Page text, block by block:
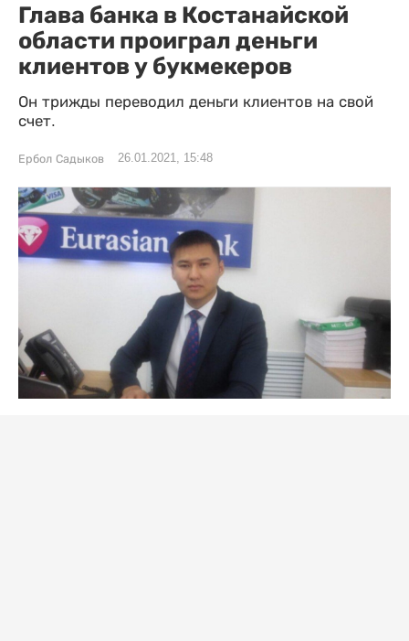
Глава банка в Костанайской
области проиграл деньги
клиентов у букмекеров
Он трижды переводил деньги клиентов на свой
счет.
Ербол Садыков 26.01.2021, 15:48